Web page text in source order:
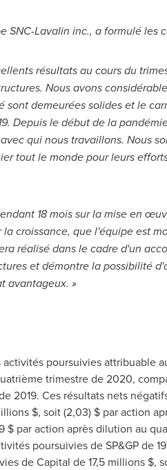
Lavalin inc., a formulé les
résultats au cours du
Nous avons
demeurées solides et le
Depuis le début de la
qui nous travaillons. Nous
tout le monde pour leurs
18 mois sur la mise en
croissance, que l'équipe est
réalisé dans le cadre d'un
et démontre la possibilité
avantageux. »
poursuivies attribuable
trimestre de 2020,
2019. Ces résultats nets
$, soit (2,03) $ par action
par action après dilution au
poursuivies de SP&GP de
de Capital de 17,5 millions $,